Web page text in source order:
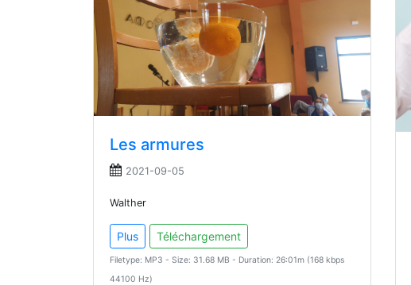
Les armures
2021-09-05
Walther
Plus Téléchargement
Filetype: MP3 - Size: 31.68 MB - Duration: 26:01m (168 kbps
44100 Hz)